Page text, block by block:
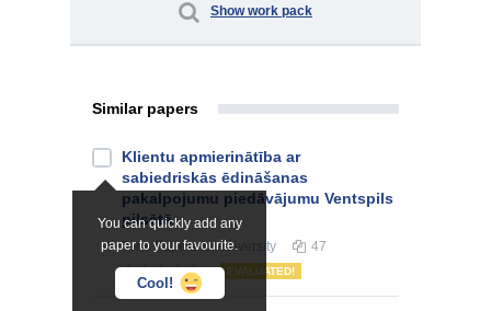
Show work pack
Similar papers
You can quickly add any
paper to your favourite.
Cool!
Klientu apmierinātība ar
sabiedriskās ēdināšanas
pakalpojumu piedāvājumu Ventspils
pilsētā
Term Papersfor university 47
EVALUATED!